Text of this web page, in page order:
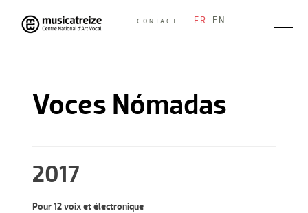
Skip
to
CONTACT FR EN
Voces Nómadas
2017
Pour 12 voix et électronique